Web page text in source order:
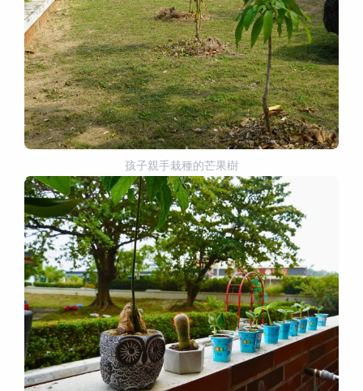
孩子親手栽種的芒果樹